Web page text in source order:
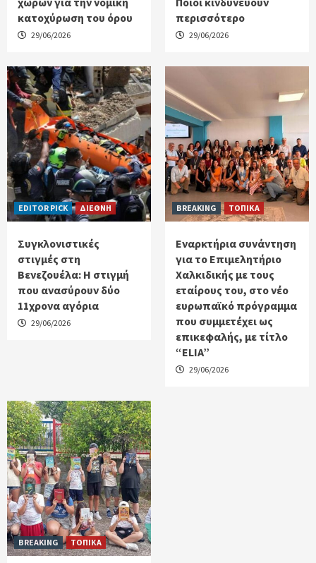
κατοχύρωση του όρου
29/06/2026
περισσότερο
29/06/2026
EDITOR PICK ΔΙΕΘΝΗ
Συγκλονιστικές
στιγμές στη
Βενεζουέλα: Η στιγμή
που ανασύρουν δύο
11χρονα αγόρια
29/06/2026
BREAKING ΤΟΠΙΚΑ
Εναρκτήρια συνάντηση
για το Επιμελητήριο
Χαλκιδικής με τους
εταίρους του, στο νέο
ευρωπαϊκό πρόγραμμα
που συμμετέχει ως
επικεφαλής, με τίτλο
“ELIA”
29/06/2026
BREAKING ΤΟΠΙΚΑ